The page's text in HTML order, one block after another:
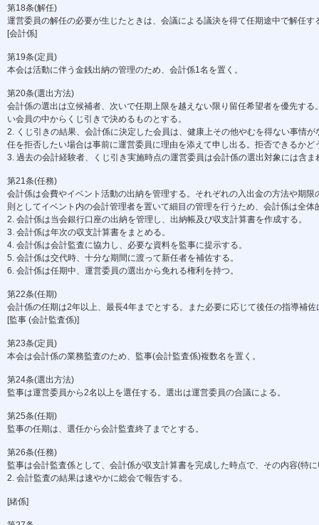
第18条(解任)
運営委員の解任の必要が生じたときは、会議による議決を得て任期途中で解任す
[会計係]
第19条(定員)
本会は活動に伴う金銭出納の管理のため、会計係1名を置く。
第20条(選出方法)
会計係の選出は立候補者、次いで任期上限を越えない限り留任希望者を優先す
い会員の中からくじ引きで決めるものとする。
2. くじ引きの結果、会計係に決定した会員は、健康上その他やむを得ない事情
任を拒否したい場合は事前に運営委員に理由を添えて申し出る。拒否できるかど
3. 過去の会計経験者、くじ引き実施時点の運営委員は会計係の選出対象には含ま
第21条(任務)
会計係は会費やイベント活動の出納を管理する。それぞれの入出金の方法や期
則としてイベント内の会計管理者を置いて細目の管理を行うため、会計係は全
2. 会計係は当会銀行口座の出納を管理し、出納帳及び収支計算書を作成する。
3. 会計係は年次の収支計算書をまとめる。
4. 会計係は会計監査に協力し、必要な資料を監事に提示する。
5. 会計係は交代時、十分な期間に渡って新任者を補佐する。
6. 会計係は任期中、運営委員の選出から免れる権利を持つ。
第22条(任期)
会計係の任期は2年以上、最長4年までとする。また必要に応じて後任の指導補
[監事 (会計監査係)]
第23条(定員)
本会は会計係の業務監査のため、監事(会計監査係)複数名を置く。
第24条(選出方法)
監事は運営委員から2名以上を選任する。選出は運営委員の合議による。
第25条(任期)
監事の任期は、選任から会計監査終了までとする。
第26条(任務)
監事は会計監査係として、会計係が収支計算書を完成した時点で、その内容(特
2. 会計監査の結果は速やかに総会で報告する。
[緒係]